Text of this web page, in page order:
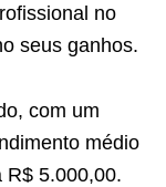
no
seus ganhos.
com um
médio
R$ 5.000,00.